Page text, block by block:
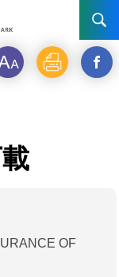
列 另
OF